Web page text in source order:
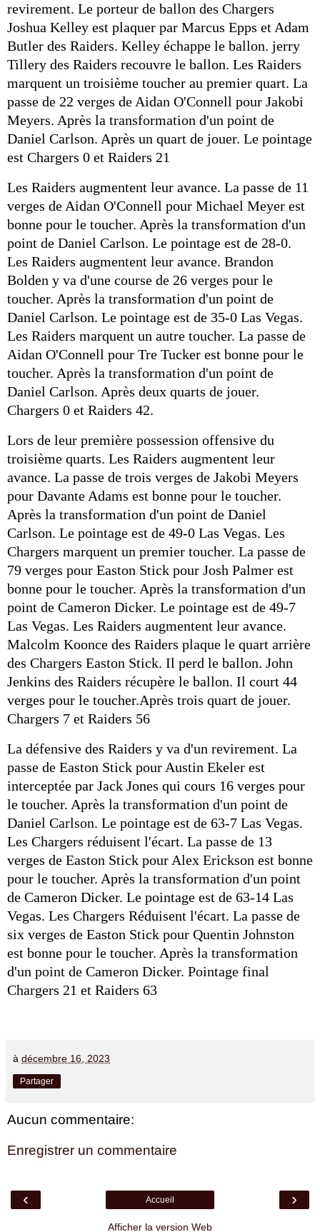
revirement. Le porteur de ballon des Chargers
Joshua Kelley est plaquer par Marcus Epps et Adam
Butler des Raiders. Kelley échappe le ballon. jerry
Tillery des Raiders recouvre le ballon. Les Raiders
marquent un troisième toucher au premier quart. La
passe de 22 verges de Aidan O'Connell pour Jakobi
Meyers. Après la transformation d'un point de
Daniel Carlson. Après un quart de jouer. Le pointage
est Chargers 0 et Raiders 21
Les Raiders augmentent leur avance. La passe de 11
verges de Aidan O'Connell pour Michael Meyer est
bonne pour le toucher. Après la transformation d'un
point de Daniel Carlson. Le pointage est de 28-0.
Les Raiders augmentent leur avance. Brandon
Bolden y va d'une course de 26 verges pour le
toucher. Après la transformation d'un point de
Daniel Carlson. Le pointage est de 35-0 Las Vegas.
Les Raiders marquent un autre toucher. La passe de
Aidan O'Connell pour Tre Tucker est bonne pour le
toucher. Après la transformation d'un point de
Daniel Carlson. Après deux quarts de jouer.
Chargers 0 et Raiders 42.
Lors de leur première possession offensive du
troisième quarts. Les Raiders augmentent leur
avance. La passe de trois verges de Jakobi Meyers
pour Davante Adams est bonne pour le toucher.
Après la transformation d'un point de Daniel
Carlson. Le pointage est de 49-0 Las Vegas. Les
Chargers marquent un premier toucher. La passe de
79 verges pour Easton Stick pour Josh Palmer est
bonne pour le toucher. Après la transformation d'un
point de Cameron Dicker. Le pointage est de 49-7
Las Vegas. Les Raiders augmentent leur avance.
Malcolm Koonce des Raiders plaque le quart arrière
des Chargers Easton Stick. Il perd le ballon. John
Jenkins des Raiders récupère le ballon. Il court 44
verges pour le toucher.Après trois quart de jouer.
Chargers 7 et Raiders 56
La défensive des Raiders y va d'un revirement. La
passe de Easton Stick pour Austin Ekeler est
interceptée par Jack Jones qui cours 16 verges pour
le toucher. Après la transformation d'un point de
Daniel Carlson. Le pointage est de 63-7 Las Vegas.
Les Chargers réduisent l'écart. La passe de 13
verges de Easton Stick pour Alex Erickson est bonne
pour le toucher. Après la transformation d'un point
de Cameron Dicker. Le pointage est de 63-14 Las
Vegas. Les Chargers Réduisent l'écart. La passe de
six verges de Easton Stick pour Quentin Johnston
est bonne pour le toucher. Après la transformation
d'un point de Cameron Dicker. Pointage final
Chargers 21 et Raiders 63
à décembre 16, 2023
Partager
Aucun commentaire:
Enregistrer un commentaire
‹ ›
Accueil
Afficher la version Web